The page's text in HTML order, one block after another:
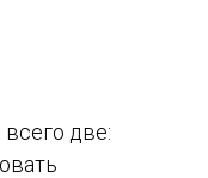
две: